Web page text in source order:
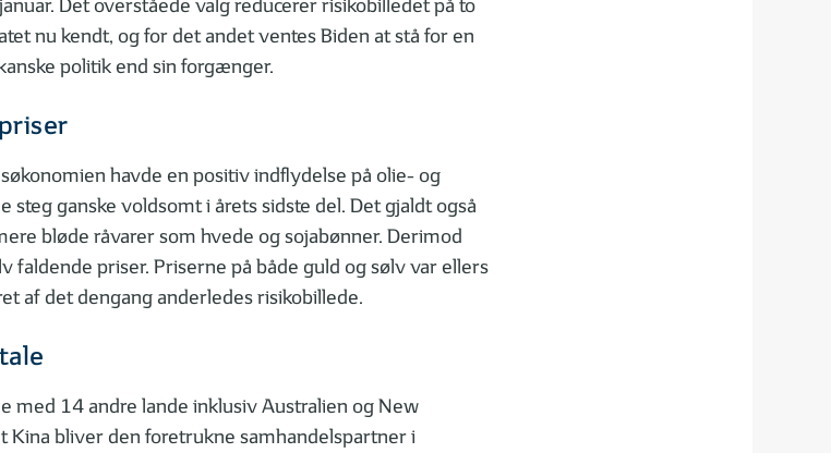
Det overståede valg reducerer risikobilledet på to
nu kendt, og for det andet ventes Biden at stå for en
politik end sin forgænger.
havde en positiv indflydelse på olie- og
steg ganske voldsomt i årets sidste del. Det gjaldt også
bløde råvarer som hvede og sojabønner. Derimod
faldende priser. Priserne på både guld og sølv var ellers
af det dengang anderledes risikobillede.
med 14 andre lande inklusiv Australien og New
Kina bliver den foretrukne samhandelspartner i